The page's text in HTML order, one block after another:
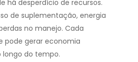
há desperdício de recursos.
de suplementação, energia
no manejo. Cada
pode gerar economia
longo do tempo.